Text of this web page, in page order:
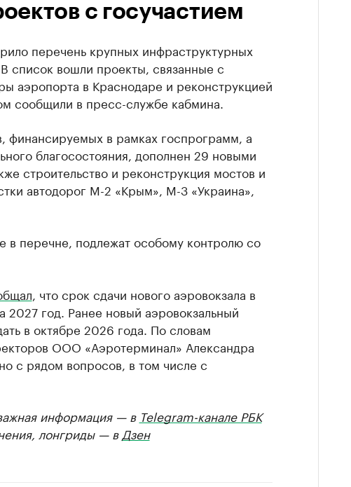
с госучастием
перечень крупных инфраструктурных
список вошли проекты, связанные с
аэропорта в Краснодаре и реконструкцией
сообщили в пресс-службе кабмина.
финансируемых в рамках госпрограмм, а
благосостояния, дополнен 29 новыми
строительство и реконструкция мостов и
автодорог М-2 «Крым», М-3 «Украина»,
в перечне, подлежат особому контролю со
, что срок сдачи нового аэровокзала в
2027 год. Ранее новый аэровокзальный
в октябре 2026 года. По словам
ООО «Аэротерминал» Александра
с рядом вопросов, в том числе с
информация — в Telegram-канале РБК
лонгриды — в Дзен